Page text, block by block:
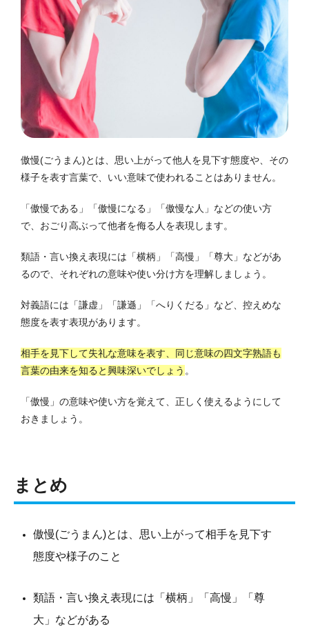
傲慢(ごうまん)とは、思い上がって他人を見下す態度や、その
様子を表す言葉で、いい意味で使われることはありません。
「傲慢である」「傲慢になる」「傲慢な人」などの使い方
で、おごり高ぶって他者を侮る人を表現します。
類語・言い換え表現には「横柄」「高慢」「尊大」などがあ
るので、それぞれの意味や使い分け方を理解しましょう。
対義語には「謙虚」「謙遜」「へりくだる」など、控えめな
態度を表す表現があります。
相手を見下して失礼な意味を表す、同じ意味の四文字熟語も
言葉の由来を知ると興味深いでしょう 。
「傲慢」の意味や使い方を覚えて、正しく使えるようにして
おきましょう。
まとめ
傲慢(ごうまん)とは、思い上がって相手を見下す
態度や様子のこと
類語・言い換え表現には「横柄」「高慢」「尊
大」などがある